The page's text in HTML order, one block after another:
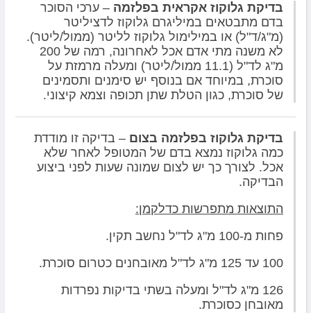
בדיקת גלוקוז אקראית בפלזמה – ערכי הסוכר
בדם מתבטאים במיליגרם גלוקוז לדציליטר
(מ"ג/ד"ל) או במילימול גלוקוז לליטר (ממול/ליטר).
לא משנה מתי אדם אכל לאחרונה, רמה של 200
מ"ג לד"ל (11.1 ממול/ליטר) ומעלה מרמזת על
סוכרת, במיוחד אם בנוסף יש סימנים ותסמינים
של סוכרת, כגון הטלת שתן תכופה וצמא קיצוני.
בדיקת גלוקוז בפלזמה בצום – בדיקה זו מודדת
כמה גלוקוז נמצא בדם של המטופל לאחר שלא
אכל. לצורך כך יש לצום שמונה שעות לפני ביצוע
הבדיקה.
התוצאות מתפרשות כדלקמן:
פחות מ-100 מ"ג לד"ל נחשב תקין.
100 עד 125 מ"ג לד"ל מאובחנים כטרום סוכרת.
126 מ"ג לד"ל ומעלה בשתי בדיקות נפרדות
מאובחן כסוכרת.